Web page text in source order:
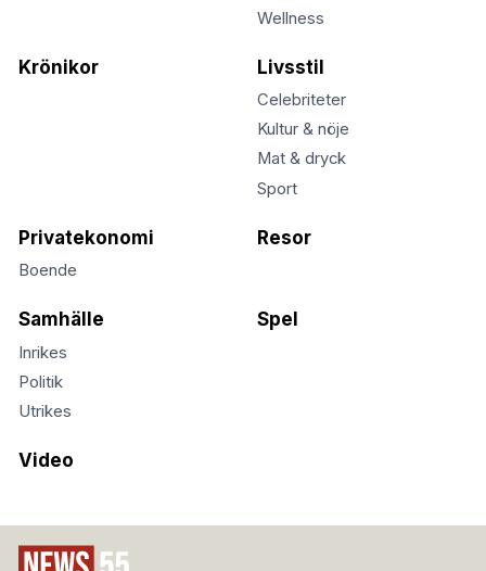
Wellness
Krönikor Livsstil
Celebriteter
Kultur & nöje
Mat & dryck
Sport
Privatekonomi
Boende
Resor
Samhälle
Inrikes
Politik
Utrikes
Spel
Video